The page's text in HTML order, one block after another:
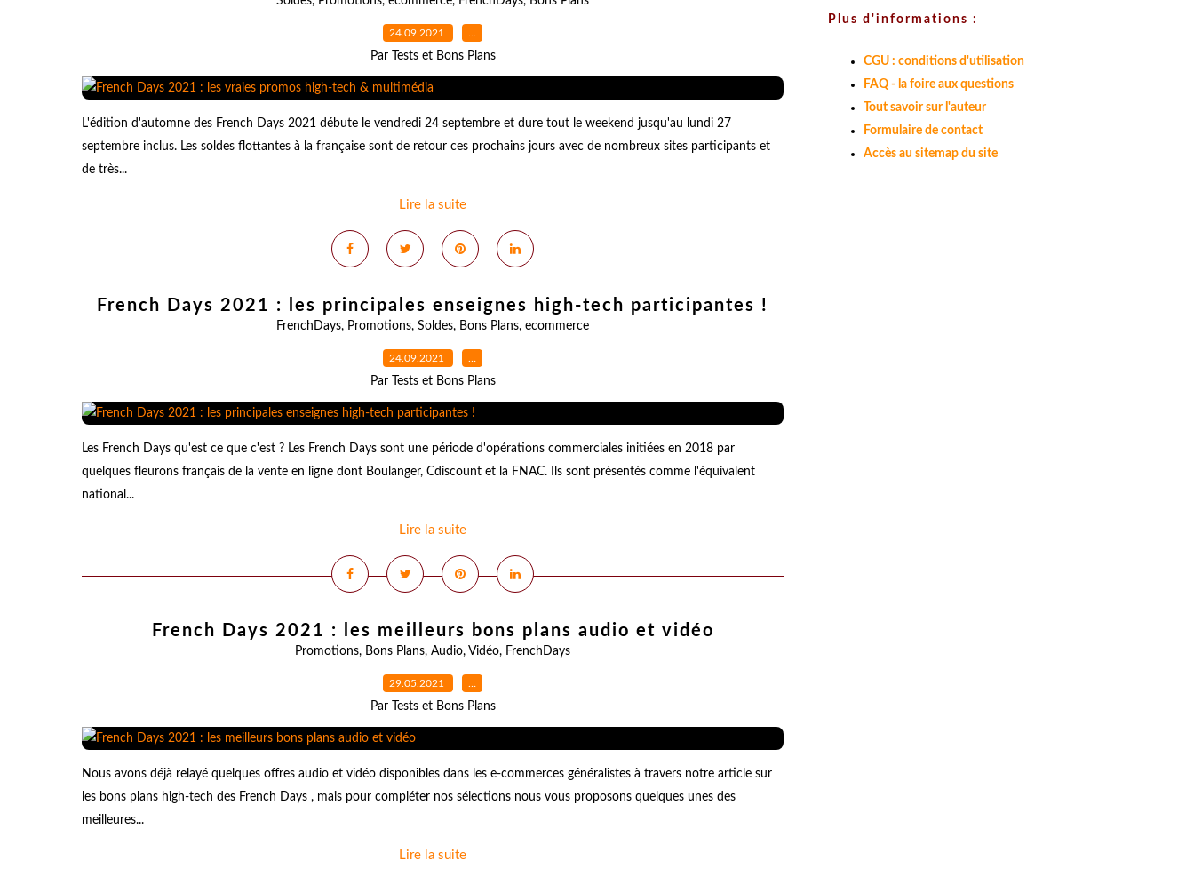
24.09.2021 …
Par Tests et Bons Plans
L'édition d'automne des French Days 2021 débute le vendredi 24 septembre et dure tout le weekend jusqu'au lundi 27
septembre inclus. Les soldes flottantes à la française sont de retour ces prochains jours avec de nombreux sites participants et
de très...
Lire la suite
French Days 2021 : les principales enseignes high-tech participantes !
FrenchDays, Promotions, Soldes, Bons Plans, ecommerce
24.09.2021 …
Par Tests et Bons Plans
Les French Days qu'est ce que c'est ? Les French Days sont une période d'opérations commerciales initiées en 2018 par
quelques fleurons français de la vente en ligne dont Boulanger, Cdiscount et la FNAC. Ils sont présentés comme l'équivalent
national...
Lire la suite
French Days 2021 : les meilleurs bons plans audio et vidéo
Promotions, Bons Plans, Audio, Vidéo, FrenchDays
29.05.2021 …
Par Tests et Bons Plans
Nous avons déjà relayé quelques offres audio et vidéo disponibles dans les e-commerces généralistes à travers notre article sur
les bons plans high-tech des French Days , mais pour compléter nos sélections nous vous proposons quelques unes des
meilleures...
Lire la suite
Plus d'informations :
CGU : conditions d'utilisation
FAQ - la foire aux questions
Tout savoir sur l'auteur
Formulaire de contact
Accès au sitemap du site